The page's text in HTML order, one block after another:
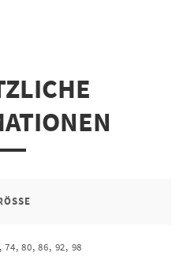
74, 80, 86, 92, 98